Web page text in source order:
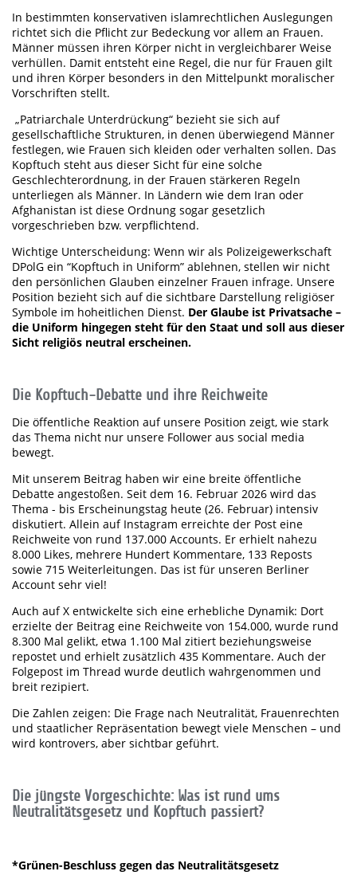
In bestimmten konservativen islamrechtlichen Auslegungen
richtet sich die Pflicht zur Bedeckung vor allem an Frauen.
Männer müssen ihren Körper nicht in vergleichbarer Weise
verhüllen. Damit entsteht eine Regel, die nur für Frauen gilt
und ihren Körper besonders in den Mittelpunkt moralischer
Vorschriften stellt.
„Patriarchale Unterdrückung“ bezieht sie sich auf
gesellschaftliche Strukturen, in denen überwiegend Männer
festlegen, wie Frauen sich kleiden oder verhalten sollen. Das
Kopftuch steht aus dieser Sicht für eine solche
Geschlechterordnung, in der Frauen stärkeren Regeln
unterliegen als Männer. In Ländern wie dem Iran oder
Afghanistan ist diese Ordnung sogar gesetzlich
vorgeschrieben bzw. verpflichtend.
Wichtige Unterscheidung: Wenn wir als Polizeigewerkschaft
DPolG ein “Kopftuch in Uniform” ablehnen, stellen wir nicht
den persönlichen Glauben einzelner Frauen infrage. Unsere
Position bezieht sich auf die sichtbare Darstellung religiöser
Symbole im hoheitlichen Dienst. Der Glaube ist Privatsache –
die Uniform hingegen steht für den Staat und soll aus dieser
Sicht religiös neutral erscheinen.
Die Kopftuch-Debatte und ihre Reichweite
Die öffentliche Reaktion auf unsere Position zeigt, wie stark
das Thema nicht nur unsere Follower aus social media
bewegt.
Mit unserem Beitrag haben wir eine breite öffentliche
Debatte angestoßen. Seit dem 16. Februar 2026 wird das
Thema - bis Erscheinungstag heute (26. Februar) intensiv
diskutiert. Allein auf Instagram erreichte der Post eine
Reichweite von rund 137.000 Accounts. Er erhielt nahezu
8.000 Likes, mehrere Hundert Kommentare, 133 Reposts
sowie 715 Weiterleitungen. Das ist für unseren Berliner
Account sehr viel!
Auch auf X entwickelte sich eine erhebliche Dynamik: Dort
erzielte der Beitrag eine Reichweite von 154.000, wurde rund
8.300 Mal gelikt, etwa 1.100 Mal zitiert beziehungsweise
repostet und erhielt zusätzlich 435 Kommentare. Auch der
Folgepost im Thread wurde deutlich wahrgenommen und
breit rezipiert.
Die Zahlen zeigen: Die Frage nach Neutralität, Frauenrechten
und staatlicher Repräsentation bewegt viele Menschen – und
wird kontrovers, aber sichtbar geführt.
Die jüngste Vorgeschichte: Was ist rund ums
Neutralitätsgesetz und Kopftuch passiert?
*Grünen-Beschluss gegen das Neutralitätsgesetz